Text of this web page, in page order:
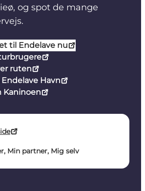
og spot de mange
til Endelave nu
ruten
Havn
Kaninoen
Min partner, Mig selv